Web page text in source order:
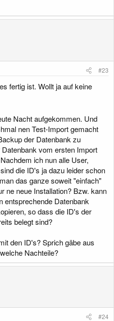
#23
fertig ist. Wollt ja auf keine
Nacht aufgekommen. Und
nen Test-Import gemacht
der Datenbank zu
vom ersten Import
ich nun alle User,
die ID's ja dazu leider schon
das ganze soweit "einfach"
ne neue Installation? Bzw. kann
entsprechende Datenbank
so dass die ID's der
belegt sind?
den ID's? Sprich gäbe aus
Nachteile?
#24